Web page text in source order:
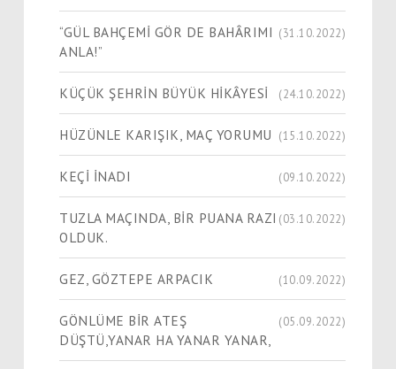
“GÜL BAHÇEMİ GÖR DE BAHÂRIMI
ANLA!”
(31.10.2022)
KÜÇÜK ŞEHRİN BÜYÜK HİKÂYESİ (24.10.2022)
HÜZÜNLE KARIŞIK, MAÇ YORUMU (15.10.2022)
KEÇİ İNADI (09.10.2022)
TUZLA MAÇINDA, BİR PUANA RAZI
OLDUK.
(03.10.2022)
GEZ, GÖZTEPE ARPACIK (10.09.2022)
GÖNLÜME BİR ATEŞ
DÜŞTÜ,YANAR HA YANAR YANAR,
(05.09.2022)